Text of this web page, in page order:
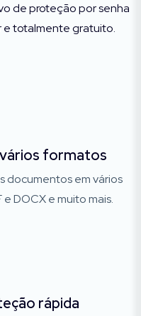
de proteção por senha
e totalmente gratuito.
formatos
documentos em vários
DOCX e muito mais.
rápida